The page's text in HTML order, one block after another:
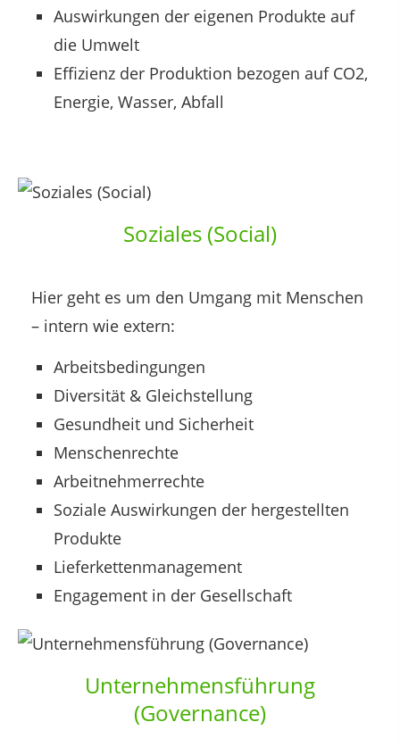
Auswirkungen der eigenen Produkte auf
die Umwelt
Effizienz der Produktion bezogen auf CO2,
Energie, Wasser, Abfall
Soziales (Social)
Hier geht es um den Umgang mit Menschen
– intern wie extern:
Arbeitsbedingungen
Diversität & Gleichstellung
Gesundheit und Sicherheit
Menschenrechte
Arbeitnehmerrechte
Soziale Auswirkungen der hergestellten
Produkte
Lieferkettenmanagement
Engagement in der Gesellschaft
Unternehmensführung
(Governance)